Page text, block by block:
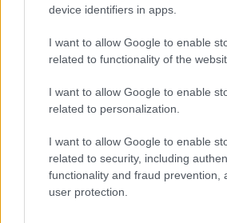
device identifiers in apps.
I want to allow Google to enable
related to functionality of the
I want to allow Google to enable
related to personalization.
I want to allow Google to enable
related to security, including
functionality and fraud prevention,
user protection.
Kövesdi-
L1 Független
Táncművészek
Társulása, NKA,
NKÖM, MSZSZ EJI